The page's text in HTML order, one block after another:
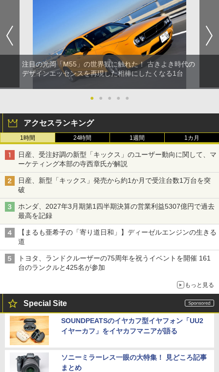
注目の光岡「M55」の世界観に触れた！ 古きよき時代の
デザインエッセンスを再現した相棒にしたくなる1台
● ● ● ● ●
アクセスランキング
1時間 24時間 1週間 1カ月
日産、受注好調の新型「キックス」のユーザー動向に関して、マ
ーケティング本部の寺西章氏が解説
日産、新型「キックス」発売から約1か月で受注台数1万台を突
破
ホンダ、2027年3月期第1四半期決算の営業利益5307億円で過去
最高を記録
【まるも亜希子の「寄り道日和」】ディーゼルエンジンの生きる
道
トヨタ、ランドクルーザーの75周年を祝うイベントを開催 161
台のランクルと425名が参加
もっと見る
Special Site
SOUNDPEATSのイヤカフ型イヤフォン「UU2
イヤーカフ」をイヤカフマニアが語る
ソニーミラーレス一眼の大特集！ 見どころ記事
まとめ